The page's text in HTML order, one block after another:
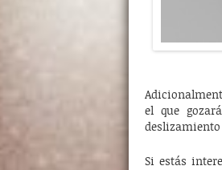
el que
deslizamiento
Si estás